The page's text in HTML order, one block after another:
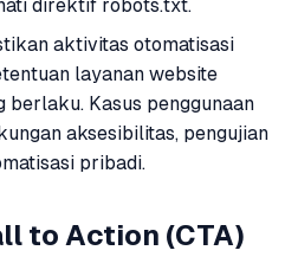
direktif robots.txt.
aktivitas otomatisasi
layanan website
berlaku. Kasus penggunaan
aksesibilitas, pengujian
pribadi.
to Action (CTA)